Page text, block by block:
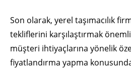
Son olarak, yerel taşımacılık
tekliflerini karşılaştırmak
müşteri ihtiyaçlarına yönelik
fiyatlandırma yapma